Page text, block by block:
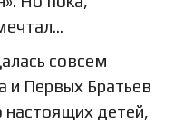
совсем
и Первых Братьев
детей,